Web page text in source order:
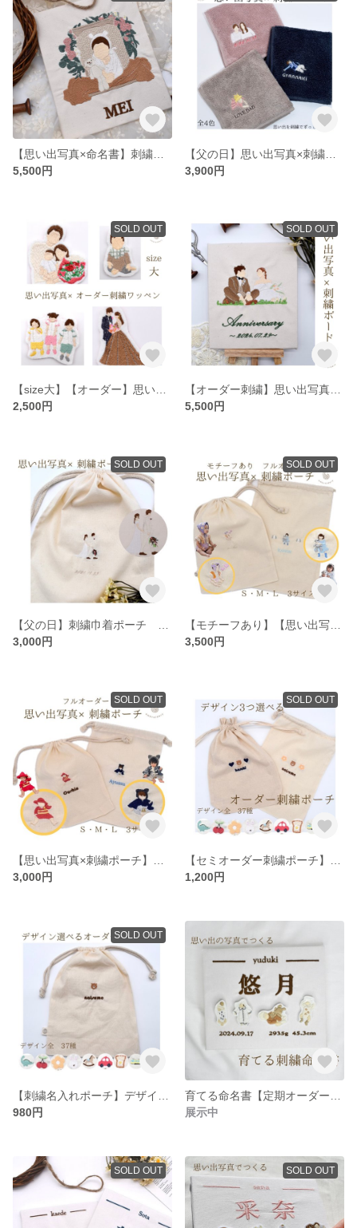
5,500円
3,900円
SOLD OUT
2,500円
SOLD OUT
5,500円
SOLD OUT
3,000円
SOLD OUT
3,500円
SOLD OUT
3,000円
SOLD OUT
1,200円
SOLD OUT
980円
展示中
SOLD OUT SOLD OUT